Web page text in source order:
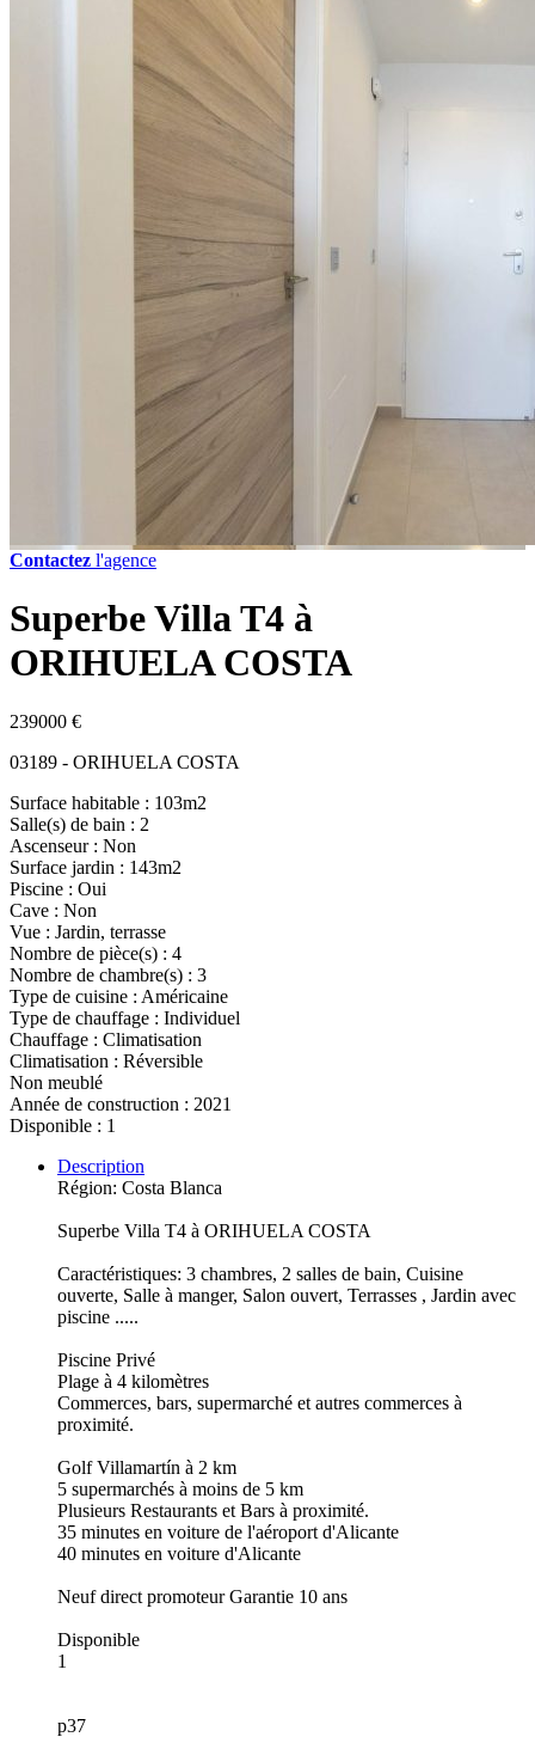
Contactez l'agence
Superbe Villa T4 à
ORIHUELA COSTA
239000 €
03189 - ORIHUELA COSTA
Surface habitable : 103m2
Salle(s) de bain : 2
Ascenseur : Non
Surface jardin : 143m2
Piscine : Oui
Cave : Non
Vue : Jardin, terrasse
Nombre de pièce(s) : 4
Nombre de chambre(s) : 3
Type de cuisine : Américaine
Type de chauffage : Individuel
Chauffage : Climatisation
Climatisation : Réversible
Non meublé
Année de construction : 2021
Disponible : 1
Description
Région: Costa Blanca
Superbe Villa T4 à ORIHUELA COSTA
Caractéristiques: 3 chambres, 2 salles de bain, Cuisine
ouverte, Salle à manger, Salon ouvert, Terrasses , Jardin avec
piscine .....
Piscine Privé
Plage à 4 kilomètres
Commerces, bars, supermarché et autres commerces à
proximité.
Golf Villamartín à 2 km
5 supermarchés à moins de 5 km
Plusieurs Restaurants et Bars à proximité.
35 minutes en voiture de l'aéroport d'Alicante
40 minutes en voiture d'Alicante
Neuf direct promoteur Garantie 10 ans
Disponible
1
p37